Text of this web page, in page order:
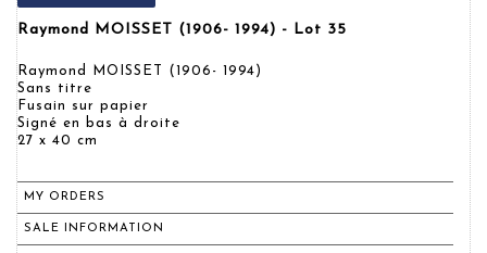
Raymond MOISSET (1906- 1994) - Lot 35
Raymond MOISSET (1906- 1994)
Sans titre
Fusain sur papier
Signé en bas à droite
27 x 40 cm
MY ORDERS
SALE INFORMATION